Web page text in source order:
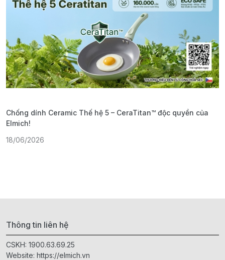
Chống dính Ceramic Thế hệ 5 – CeraTitan™ độc quyền của
Elmich!
18/06/2026
Thông tin liên hệ
CSKH: 1900.63.69.25
Website: https://elmich.vn